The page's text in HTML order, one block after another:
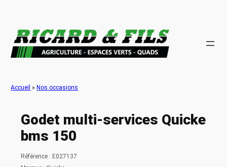
contenu
Accueil » Nos occasions
Godet multi-services Quicke
bms 150
Référence : E027137